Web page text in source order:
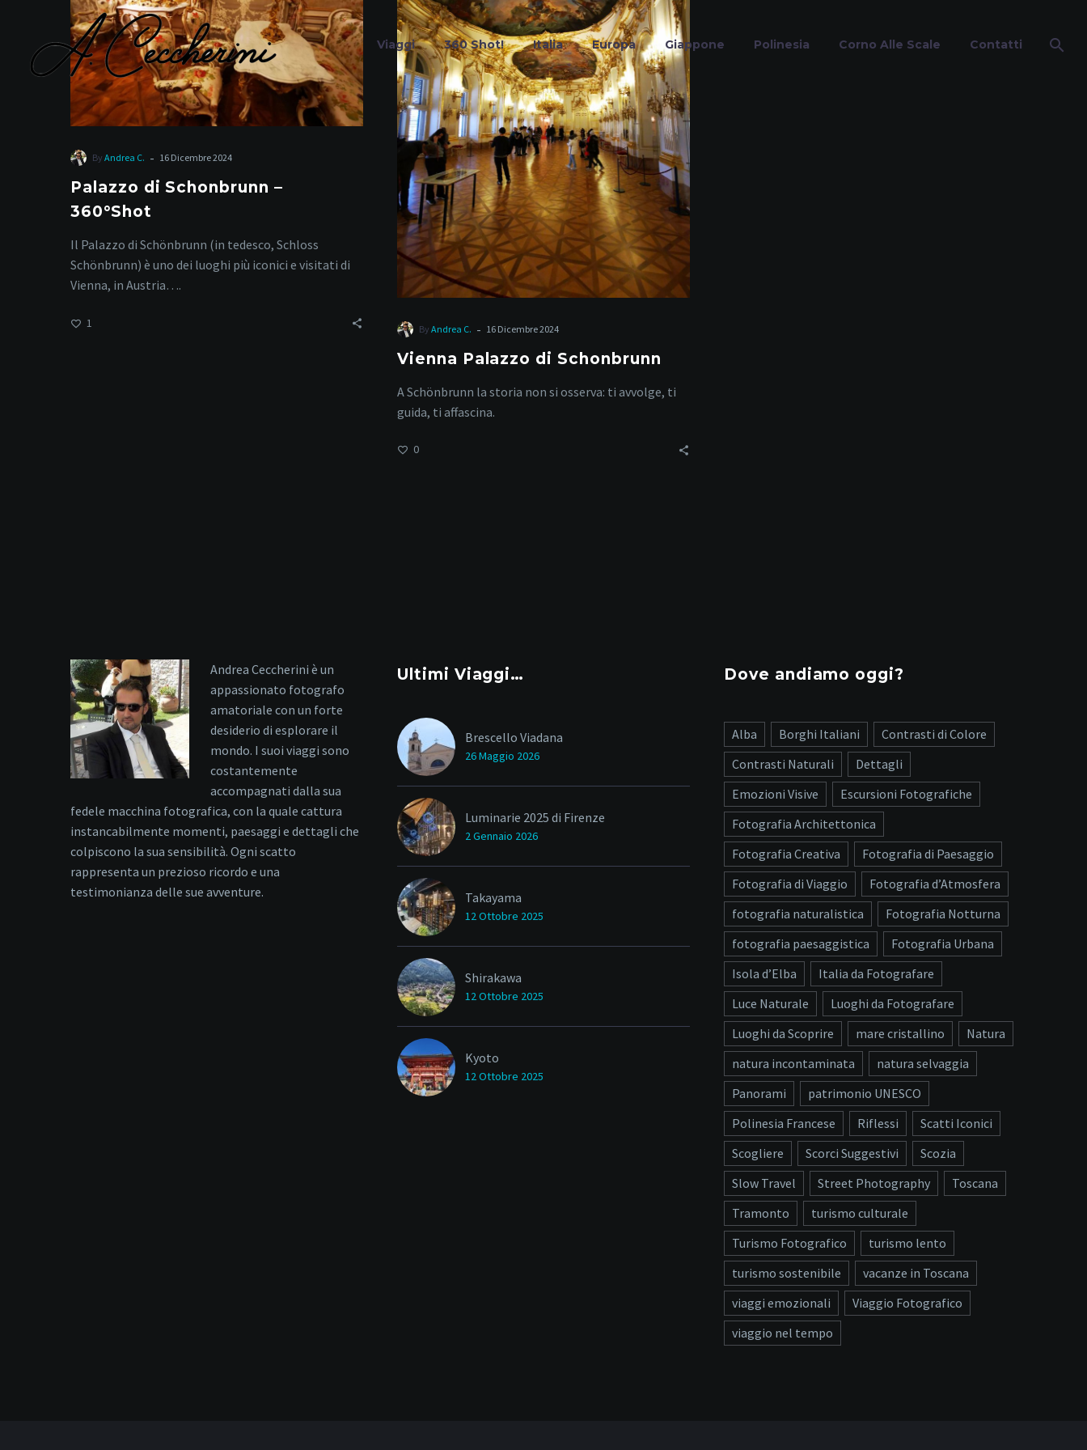
Viaggi 360 Shot! Italia Europa Giappone Polinesia Corno Alle Scale Contatti
residenza imperiale
Home Tag
By Andrea C. - 16 Dicembre 2024
Palazzo di Schonbrunn –
360°Shot
Il Palazzo di Schönbrunn (in tedesco, Schloss
Schönbrunn) è uno dei luoghi più iconici e visitati di
Vienna, in Austria….
1 By Andrea C. - 16 Dicembre 2024
Vienna Palazzo di Schonbrunn
A Schönbrunn la storia non si osserva: ti avvolge, ti
guida, ti affascina.
0
Andrea Ceccherini è un
appassionato fotografo
amatoriale con un forte
desiderio di esplorare il
mondo. I suoi viaggi sono
costantemente
accompagnati dalla sua
fedele macchina fotografica, con la quale cattura
instancabilmente momenti, paesaggi e dettagli che
colpiscono la sua sensibilità. Ogni scatto
rappresenta un prezioso ricordo e una
testimonianza delle sue avventure.
Ultimi Viaggi…
Brescello Viadana
26 Maggio 2026
Luminarie 2025 di Firenze
2 Gennaio 2026
Takayama
12 Ottobre 2025
Shirakawa
12 Ottobre 2025
Kyoto
12 Ottobre 2025
Dove andiamo oggi?
Alba Borghi Italiani
Contrasti di Colore
Contrasti Naturali
Dettagli
Emozioni Visive
Escursioni Fotografiche
Fotografia Architettonica
Fotografia Creativa
Fotografia di Paesaggio
Fotografia di Viaggio
Fotografia d’Atmosfera
fotografia naturalistica
Fotografia Notturna
fotografia paesaggistica
Fotografia Urbana
Isola d’Elba
Italia da Fotografare
Luce Naturale
Luoghi da Fotografare
Luoghi da Scoprire
mare cristallino
Natura
natura incontaminata
natura selvaggia
Panorami
patrimonio UNESCO
Polinesia Francese
Riflessi
Scatti Iconici
Scogliere
Scorci Suggestivi
Scozia
Slow Travel
Street Photography
Toscana
Tramonto
turismo culturale
Turismo Fotografico
turismo lento
turismo sostenibile
vacanze in Toscana
viaggi emozionali
Viaggio Fotografico
viaggio nel tempo